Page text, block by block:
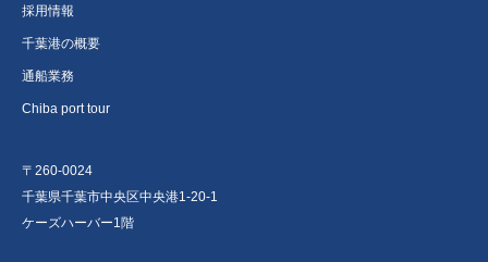
採用情報
千葉港の概要
通船業務
Chiba port tour
〒260-0024
千葉県千葉市中央区中央港1-20-1
ケーズハーバー1階